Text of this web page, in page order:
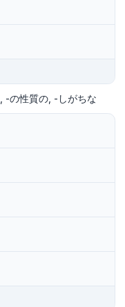
-の性質の -しがちな